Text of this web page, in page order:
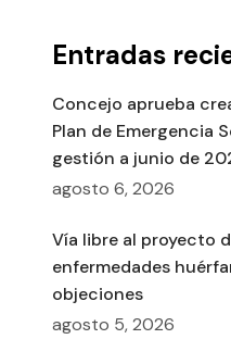
Entradas
Concejo aprueba
Plan de Emergencia
gestión a junio de
agosto 6, 2026
Vía libre al proyecto
enfermedades
objeciones
agosto 5, 2026